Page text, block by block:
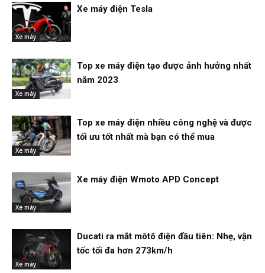
Xe máy
Xe máy điện Tesla
Xe máy
Top xe máy điện tạo được ảnh hưởng nhất
năm 2023
Xe máy
Top xe máy điện nhiều công nghệ và được
tối ưu tốt nhất mà bạn có thể mua
Xe máy
Xe máy điện Wmoto APD Concept
Xe máy
Ducati ra mắt môtô điện đầu tiên: Nhẹ, vận
tốc tối đa hơn 273km/h